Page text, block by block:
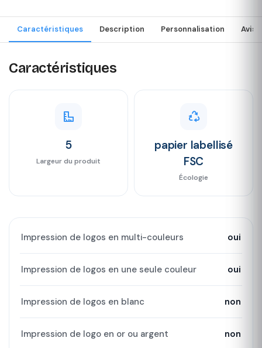
Caractéristiques Description Personnalisation Avis
Caractéristiques
5
Largeur du produit
papier labellisé
FSC
Écologie
Impression de logos en multi-couleurs oui
Impression de logos en une seule couleur oui
Impression de logos en blanc non
Impression de logo en or ou argent non